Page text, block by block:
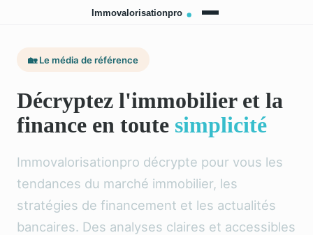
🏡 Le média de référence
Décryptez l'immobilier et la
finance en toute simplicité
Immovalorisationpro décrypte pour vous les
tendances du marché immobilier, les
stratégies de financement et les actualités
bancaires. Des analyses claires et accessibles